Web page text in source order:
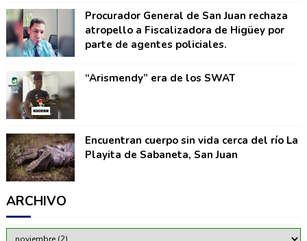
Procurador General de San Juan rechaza
atropello a Fiscalizadora de Higüey por
parte de agentes policiales.
“Arismendy” era de los SWAT
Encuentran cuerpo sin vida cerca del río La
Playita de Sabaneta, San Juan
ARCHIVO